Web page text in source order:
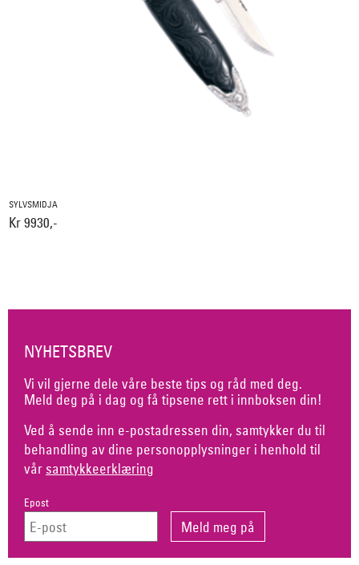
SYLVSMIDJA
Kr 9930,-
NYHETSBREV
Vi vil gjerne dele våre beste tips og råd med deg.
Meld deg på i dag og få tipsene rett i innboksen din!
Ved å sende inn e-postadressen din, samtykker du til
behandling av dine personopplysninger i henhold til
vår samtykkeerklæring
Epost